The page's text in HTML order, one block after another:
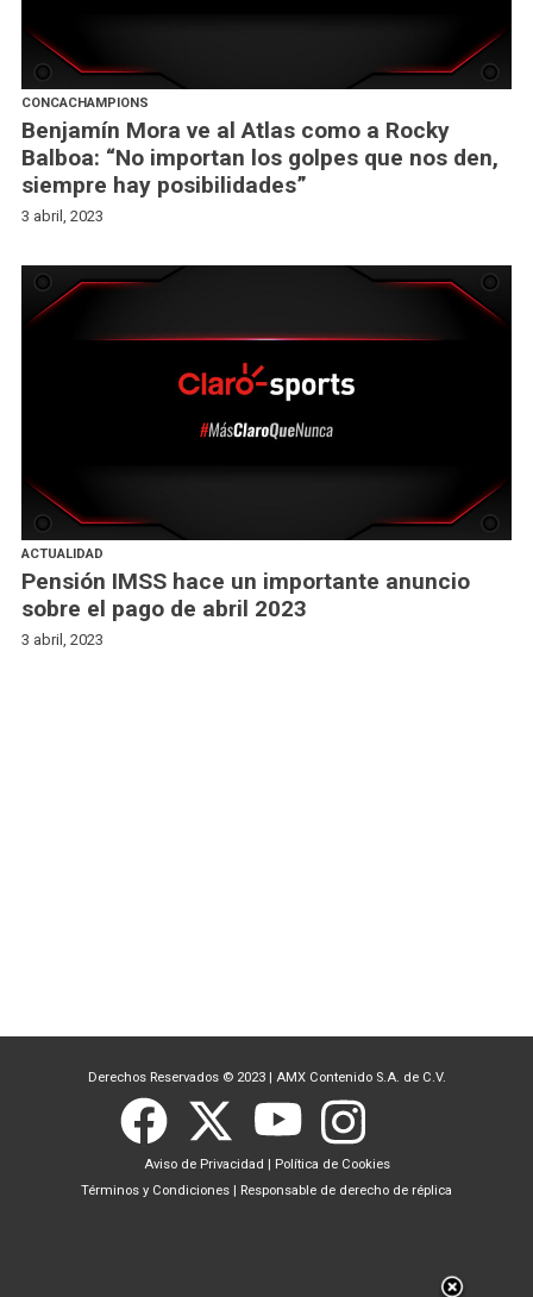
CONCACHAMPIONS
Benjamín Mora ve al Atlas como a Rocky
Balboa: “No importan los golpes que nos den,
siempre hay posibilidades”
3 abril, 2023
ACTUALIDAD
Pensión IMSS hace un importante anuncio
sobre el pago de abril 2023
3 abril, 2023
Derechos Reservados © 2023 AMX Contenido S.A. de C.V.
Aviso de Privacidad
Política de Cookies
Términos y Condiciones
Responsable de derecho de réplica